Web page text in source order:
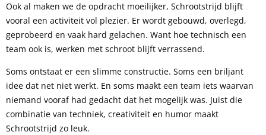
Ook al maken we de opdracht moeilijker, Schrootstrijd blijft
vooral een activiteit vol plezier. Er wordt gebouwd, overlegd,
geprobeerd en vaak hard gelachen. Want hoe technisch een
team ook is, werken met schroot blijft verrassend.
Soms ontstaat er een slimme constructie. Soms een briljant
idee dat net niet werkt. En soms maakt een team iets waarvan
niemand vooraf had gedacht dat het mogelijk was. Juist die
combinatie van techniek, creativiteit en humor maakt
Schrootstrijd zo leuk.